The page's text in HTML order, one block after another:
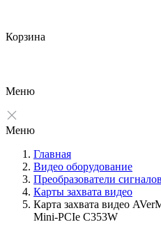
Корзина
Меню
Меню
Главная
Видео оборудование
Преобразователи сигналов
Карты захвата видео
Карта захвата видео
Mini-PCIe C353W